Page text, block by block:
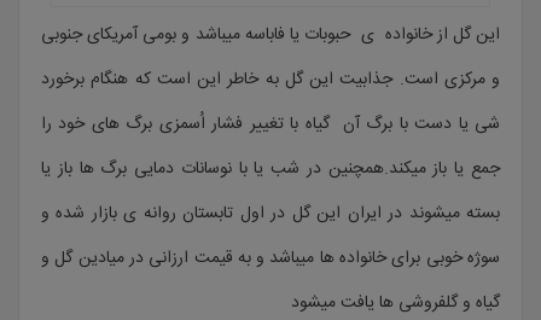
این گل از خانواده ی حبوبات یا فاباسه میباشد و بومی آمریکای جنوبی
و مرکزی است. جذابیت این گل به خاطر این است که هنگام برخورد
شی یا دست با برگ آن گیاه با تغییر فشار اُسمزی برگ های خود را
جمع یا باز میکند.همچنین در شب یا با نوسانات دمایی برگ ها باز یا
بسته میشوند در ایران این گل در اول تابستان روانه ی بازار شده و
سوژه خوبی برای خانواده ها میباشد و به قیمت ارزانی در میادین گل و
گیاه و گلفروشی ها یافت میشود